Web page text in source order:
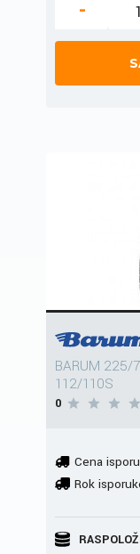
-
BARUM 225/
112/110S
0
Cena
Rok